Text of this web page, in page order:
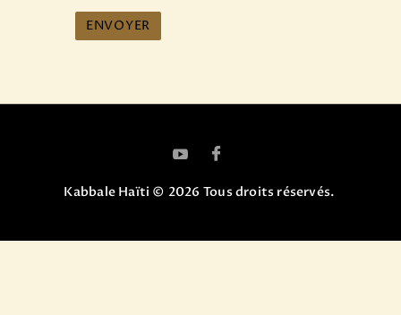
Kabbale Haïti © 2026 Tous droits réservés.